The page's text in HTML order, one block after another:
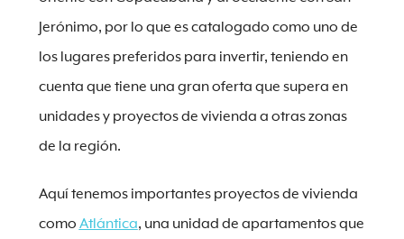
Jerónimo, por lo que es catalogado como uno de
los lugares preferidos para invertir, teniendo en
cuenta que tiene una gran oferta que supera en
unidades y proyectos de vivienda a otras zonas
de la región.
Aquí tenemos importantes proyectos de vivienda
como Atlántica, una unidad de apartamentos que